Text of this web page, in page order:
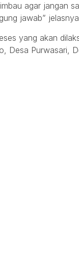
agar jangan
jawab”
yang akan
Desa Purwasari,